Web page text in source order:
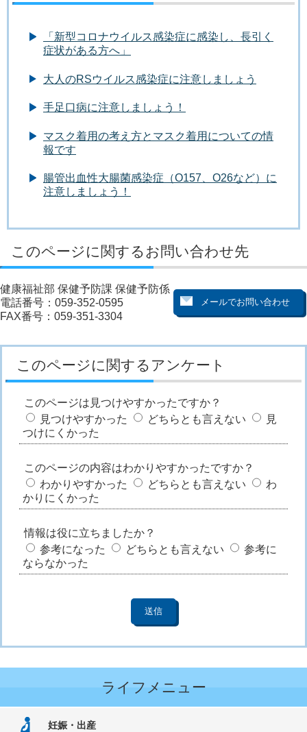
「新型コロナウイルス感染症に感染し、長引く
症状がある方へ」
大人のRSウイルス感染症に注意しましょう
手足口病に注意しましょう！
マスク着用の考え方とマスク着用についての情
報です
腸管出血性大腸菌感染症（O157、O26など）に
注意しましょう！
このページに関するお問い合わせ先
健康福祉部 保健予防課 保健予防係
電話番号：059-352-0595
FAX番号：059-351-3304
このページに関するアンケート
このページは見つけやすかったですか？
見つけやすかった
どちらとも言えない
見
つけにくかった
このページの内容はわかりやすかったですか？
わかりやすかった
どちらとも言えない
わ
かりにくかった
情報は役に立ちましたか？
参考になった
どちらとも言えない
参考に
ならなかった
ライフメニュー
妊娠・出産